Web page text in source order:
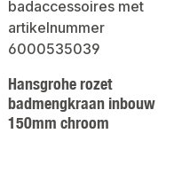
Hansgrohe rozet
badmengkraan inbouw
150mm chroom